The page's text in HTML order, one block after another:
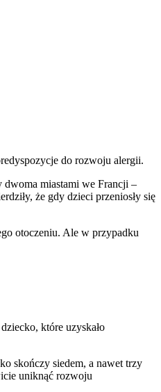
do rozwoju alergii.
dwoma miastami we Francji –
że gdy dzieci przeniosły się
otoczeniu. Ale w przypadku
które uzyskało
skończy siedem, a nawet trzy
uniknąć rozwoju